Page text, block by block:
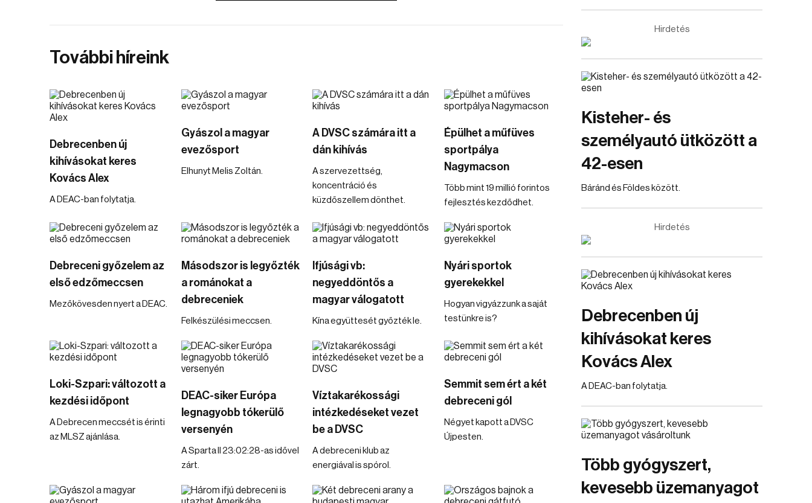
További híreink
Debrecenben új
kihívásokat keres
Kovács Alex
A DEAC-ban folytatja.
Gyászol a magyar
evezősport
Elhunyt Melis Zoltán.
A DVSC számára itt a
dán kihívás
A szervezettség,
koncentráció és
küzdőszellem dönthet.
Épülhet a műfüves
sportpálya
Nagymacson
Több mint 19 millió forintos
fejlesztés kezdődhet.
Debreceni győzelem az
első edzőmeccsen
Mezőkövesden nyert a DEAC.
Másodszor is legyőzték
a románokat a
debreceniek
Felkészülési meccsen.
Ifjúsági vb:
negyeddöntős a
magyar válogatott
Kína együttesét győzték le.
Nyári sportok
gyerekekkel
Hogyan vigyázzunk a saját
testünkre is?
Loki-Szpari: változott a
kezdési időpont
A Debrecen meccsét is érinti
az MLSZ ajánlása.
DEAC-siker Európa
legnagyobb tókerülő
versenyén
A Sparta II 23:02:28-as idővel
zárt.
Víztakarékossági
intézkedéseket vezet
be a DVSC
A debreceni klub az
energiával is spórol.
Semmit sem ért a két
debreceni gól
Négyet kapott a DVSC
Újpesten.
Hirdetés
Kisteher- és
személyautó ütközött a
42-esen
Báránd és Földes között.
Hirdetés
Debrecenben új
kihívásokat keres
Kovács Alex
A DEAC-ban folytatja.
Több gyógyszert,
kevesebb üzemanyagot